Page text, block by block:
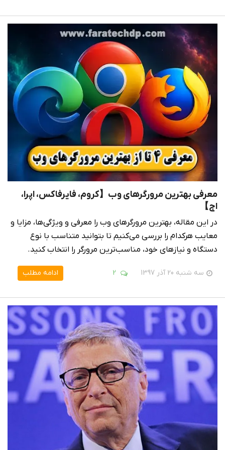
معرفی بهترین مرورگرهای وب【کروم، فایرفاکس، اپرا،
اج】
در این مقاله، بهترین مرورگرهای وب را معرفی و ویژگی‌ها، مزایا و
معایب هرکدام را بررسی می‌کنیم تا بتوانید متناسب با نوع
دستگاه و نیازهای خود، مناسب‌ترین مرورگر را انتخاب کنید.
سه شنبه 20 آذر 1397 2 ادامه مطلب